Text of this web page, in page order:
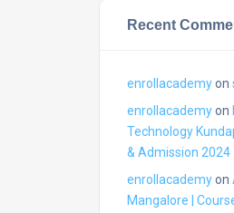
Recent
enrollacademyon
enrollacademyon
Technology
& Admission 2024
enrollacademyon
Mangalore |